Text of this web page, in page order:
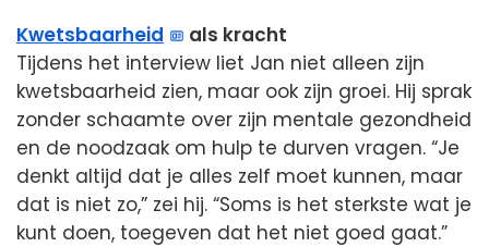
Kwetsbaarheid
als kracht
Tijdens het interview liet Jan niet alleen zijn
kwetsbaarheid zien, maar ook zijn groei. Hij sprak
zonder schaamte over zijn mentale gezondheid
en de noodzaak om hulp te durven vragen. “Je
denkt altijd dat je alles zelf moet kunnen, maar
dat is niet zo,” zei hij. “Soms is het sterkste wat je
kunt doen, toegeven dat het niet goed gaat.”